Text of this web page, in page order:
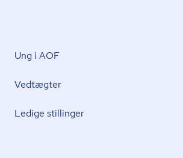
Ung i AOF
Vedtægter
Ledige stillinger